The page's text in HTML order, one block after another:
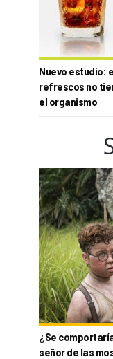
Nuevo estudio:
refrescos no
el organismo
¿Se
señor de las